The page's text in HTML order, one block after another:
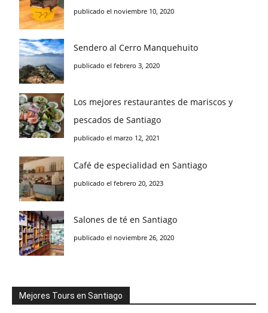
publicado el noviembre 10, 2020
Sendero al Cerro Manquehuito
publicado el febrero 3, 2020
Los mejores restaurantes de mariscos y
pescados de Santiago
publicado el marzo 12, 2021
Café de especialidad en Santiago
publicado el febrero 20, 2023
Salones de té en Santiago
publicado el noviembre 26, 2020
Mejores Tours en Santiago